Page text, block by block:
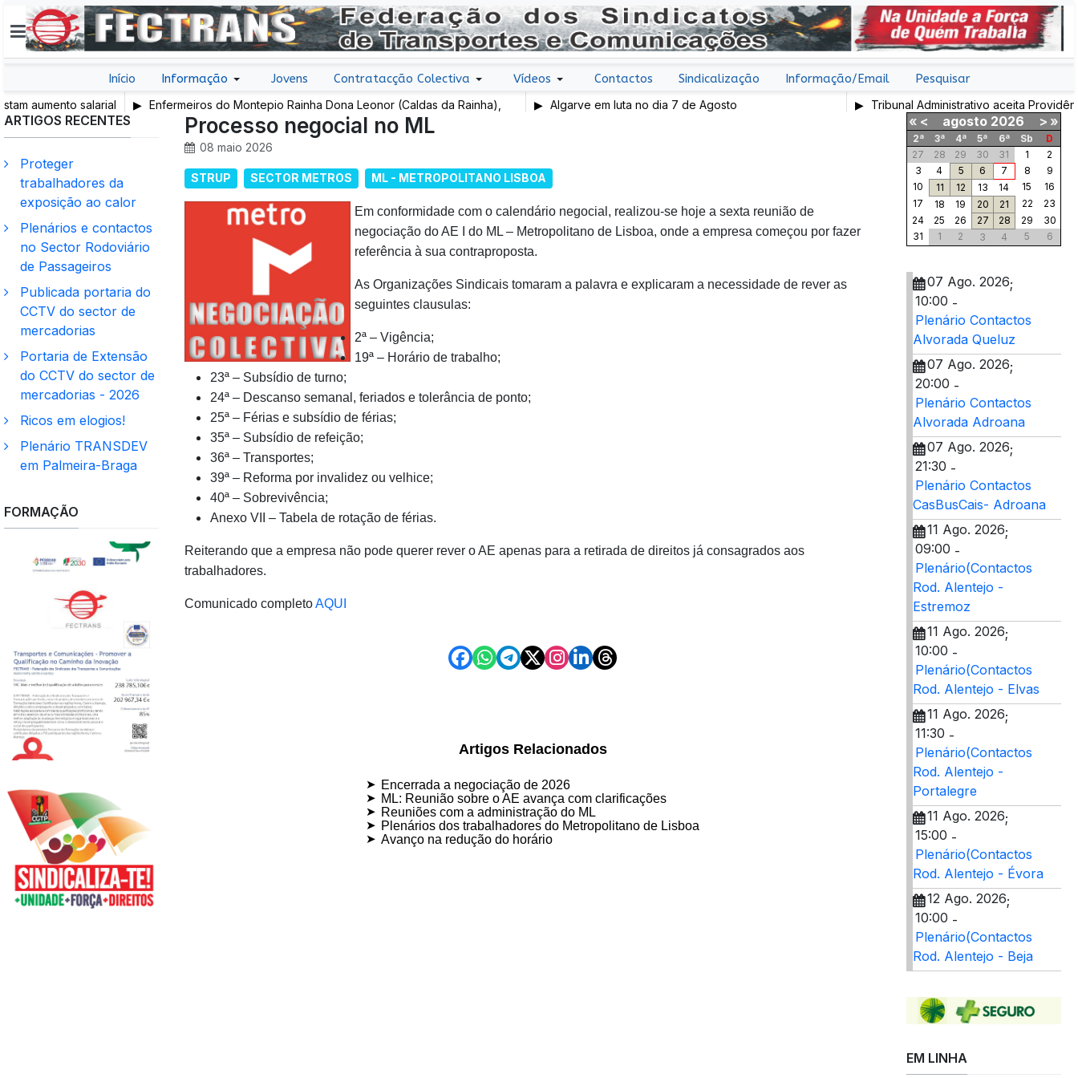
Início Informação Jovens Contratacção Colectiva Vídeos Contactos Sindicalização Informação/Email Pesquisar
aumento salarial
Enfermeiros do Montepio Rainha Dona Leonor (Caldas da Rainha),
em Greve
Algarve em luta no dia 7 de Agosto Tribunal Administrativo aceita Providência
Processo negocial no ML
08 maio 2026
STRUP SECTOR METROS ML - METROPOLITANO LISBOA
Em conformidade com o calendário negocial, realizou-se hoje a sexta reunião de
negociação do AE I do ML – Metropolitano de Lisboa, onde a empresa começou por fazer
referência à sua contraproposta.
As Organizações Sindicais tomaram a palavra e explicaram a necessidade de rever as
seguintes clausulas:
2ª – Vigência;
19ª – Horário de trabalho;
23ª – Subsídio de turno;
24ª – Descanso semanal, feriados e tolerância de ponto;
25ª – Férias e subsídio de férias;
35ª – Subsídio de refeição;
36ª – Transportes;
39ª – Reforma por invalidez ou velhice;
40ª – Sobrevivência;
Anexo VII – Tabela de rotação de férias.
Reiterando que a empresa não pode querer rever o AE apenas para a retirada de direitos já consagrados aos
trabalhadores.
Comunicado completoAQUI
Artigos Relacionados
Encerrada a negociação de 2026
ML: Reunião sobre o AE avança com clarificações
Reuniões com a administração do ML
Plenários dos trabalhadores do Metropolitano de Lisboa
Avanço na redução do horário
ARTIGOS RECENTES
Proteger
trabalhadores da
exposição ao calor
Plenários e contactos
no Sector Rodoviário
de Passageiros
Publicada portaria do
CCTV do sector de
mercadorias
Portaria de Extensão
do CCTV do sector de
mercadorias - 2026
Ricos em elogios!
Plenário TRANSDEV
em Palmeira-Braga
FORMAÇÃO
« < agosto 2026 > »
2ª 3ª 4ª 5ª 6ª Sb
D
27
28 29 30 31 1
2
3
4 5 6 7 8
9
10
11 12 13 14 15
16
17
18 19 20 21 22
23
24
25 26 27 28 29
30
31
1 2 3 4 5 6
07 Ago. 2026;
10:00 -
Plenário Contactos
Alvorada Queluz
07 Ago. 2026;
20:00 -
Plenário Contactos
Alvorada Adroana
07 Ago. 2026;
21:30 -
Plenário Contactos
CasBusCais- Adroana
11 Ago. 2026;
09:00 -
Plenário(Contactos
Rod. Alentejo -
Estremoz
11 Ago. 2026;
10:00 -
Plenário(Contactos
Rod. Alentejo - Elvas
11 Ago. 2026;
11:30 -
Plenário(Contactos
Rod. Alentejo -
Portalegre
11 Ago. 2026;
15:00 -
Plenário(Contactos
Rod. Alentejo - Évora
12 Ago. 2026;
10:00 -
Plenário(Contactos
Rod. Alentejo - Beja
EM LINHA